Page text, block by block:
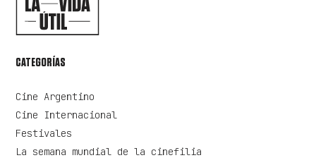
CATEGORÍAS
Cine Argentino
Cine Internacional
Festivales
La semana mundial de la cinefilia